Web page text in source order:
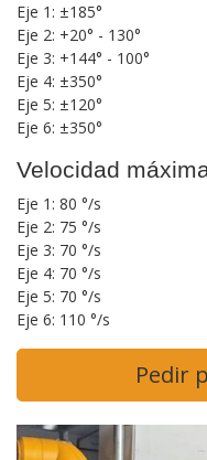
Eje 1: ±185°
Eje 2: +20° - 130°
Eje 3: +144° - 100°
Eje 4: ±350°
Eje 5: ±120°
Eje 6: ±350°
Velocidad
Eje 1: 80 °/s
Eje 2: 75 °/s
Eje 3: 70 °/s
Eje 4: 70 °/s
Eje 5: 70 °/s
Eje 6: 110 °/s
Pedir